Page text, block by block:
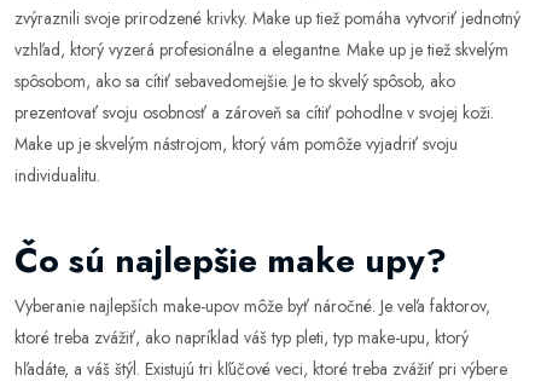
zvýraznili svoje prirodzené krivky. Make up tiež pomáha vytvoriť jednotný
vzhľad, ktorý vyzerá profesionálne a elegantne. Make up je tiež skvelým
spôsobom, ako sa cítiť sebavedomejšie. Je to skvelý spôsob, ako
prezentovať svoju osobnosť a zároveň sa cítiť pohodlne v svojej koži.
Make up je skvelým nástrojom, ktorý vám pomôže vyjadriť svoju
individualitu.
Čo sú najlepšie make upy?
Vyberanie najlepších make-upov môže byť náročné. Je veľa faktorov,
ktoré treba zvážiť, ako napríklad váš typ pleti, typ make-upu, ktorý
hľadáte, a váš štýl. Existujú tri kľúčové veci, ktoré treba zvážiť pri výbere